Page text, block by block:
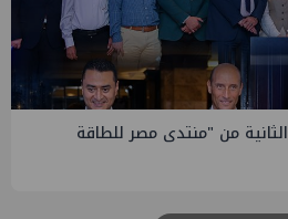
في مصر